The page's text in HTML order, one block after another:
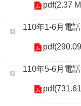
pdf(2.37
110年1-6月電
110年5-6月電